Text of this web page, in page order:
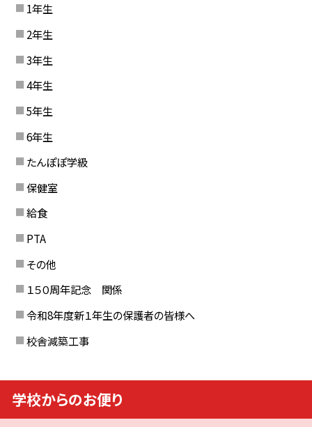
1年生
2年生
3年生
4年生
5年生
6年生
たんぽぽ学級
保健室
給食
PTA
その他
１５０周年記念 関係
令和8年度新１年生の保護者の皆様へ
校舎減築工事
学校からのお便り